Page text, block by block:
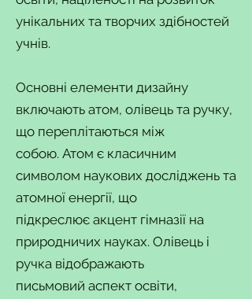
унікальних та творчих здібностей
учнів.
Основні елементи дизайну
включають атом, олівець та ручку,
що переплітаються між
собою. Атом є класичним
символом наукових досліджень та
атомної енергії, що
підкреслює акцент гімназії на
природничих науках. Олівець і
ручка відображають
письмовий аспект освіти,